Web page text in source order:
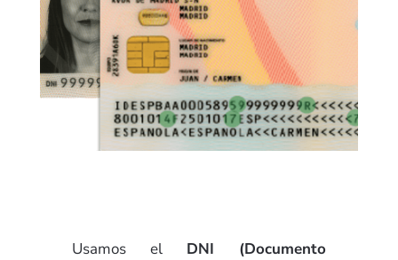
Usamos el DNI (Documento